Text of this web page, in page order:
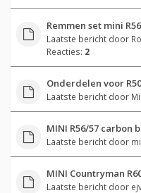
Remmen set mini
Laatste bericht door
Reacties: 2
Onderdelen voor R50
Laatste bericht door
MINI R56/57 carbon
Laatste bericht door
MINI Countryman
Laatste bericht door